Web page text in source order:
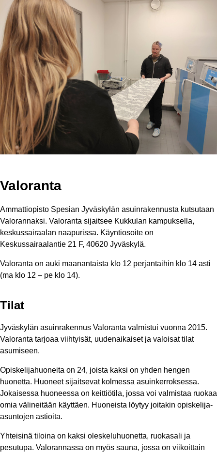
Valoranta
Ammattiopisto Spesian Jyväskylän asuinrakennusta kutsutaan
Valorannaksi. Valoranta sijaitsee Kukkulan kampuksella,
keskussairaalan naapurissa. Käyntiosoite on
Keskussairaalantie 21 F, 40620 Jyväskylä.
Valoranta on auki maanantaista klo 12 perjantaihin klo 14 asti
(ma klo 12 – pe klo 14).
Tilat
Jyväskylän asuinrakennus Valoranta valmistui vuonna 2015.
Valoranta tarjoaa viihtyisät, uudenaikaiset ja valoisat tilat
asumiseen.
Opiskelijahuoneita on 24, joista kaksi on yhden hengen
huonetta. Huoneet sijaitsevat kolmessa asuinkerroksessa.
Jokaisessa huoneessa on keittiötila, jossa voi valmistaa ruokaa
omia välineitään käyttäen. Huoneista löytyy joitakin opiskelija-
asuntojen astioita.
Yhteisinä tiloina on kaksi oleskeluhuonetta, ruokasali ja
pesutupa. Valorannassa on myös sauna, jossa on viikoittain